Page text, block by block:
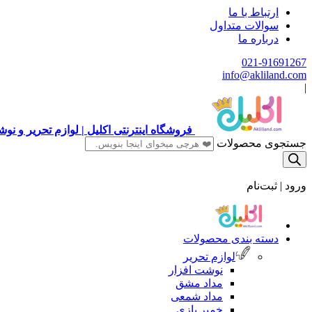
ارتباط با ما
سوالات متداول
درباره ما
021-91691267
info@akliland.com
|
فروشگاه اینترنتی اکلیل | لوازم تحریر و
جستجوی محصولات
ورود | ثبت‌نام
دسته بندی محصولات
لوازم تحریر
نوشت افزار
مداد مشق
مداد شمعی
خمیر بازی